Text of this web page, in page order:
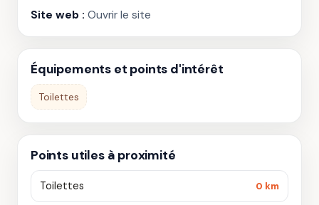
Site web : Ouvrir le site
Équipements et points d'intérêt
Toilettes
Points utiles à proximité
Toilettes 0 km